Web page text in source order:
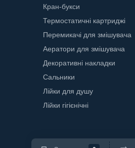
Кран-букси
Термостатичні картриджі
Перемикачі для змішувача
Аератори для змішувача
Декоративні накладки
Сальники
Лійки для душу
Лійки гігієнічні